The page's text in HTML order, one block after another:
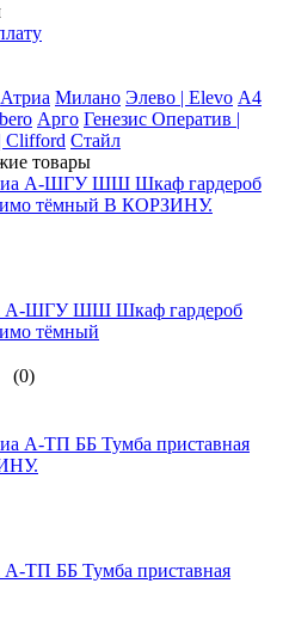
Атриа Милано Элево | Elevo А4
Арго Генезис Оператив |
Clifford Стайл
товары
А-ШГУ ШШ Шкаф гардероб
тёмный
(0)
А-ТП ББ Тумба приставная